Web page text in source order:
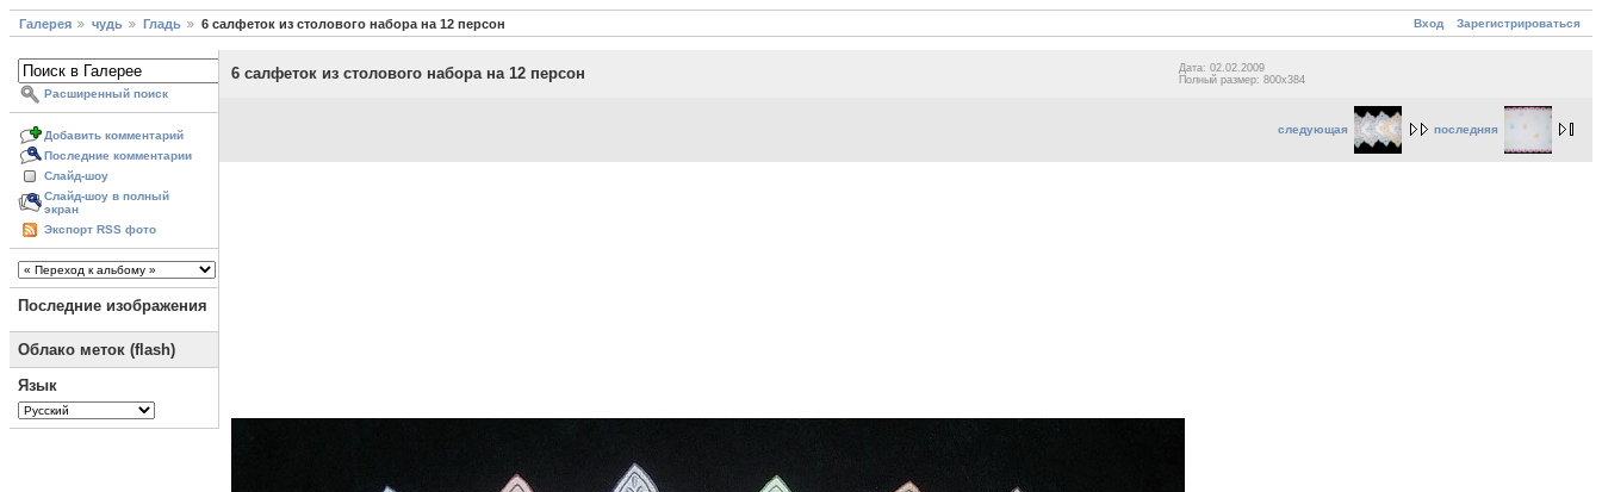
Вход Зарегистрироваться
Галерея чудь Гладь 6 салфеток из столового набора на 12 персон
Расширенный поиск
Добавить комментарий
Последние комментарии
Слайд-шоу
Слайд-шоу в полный
экран
Экспорт RSS фото
Последние изображения
Облако меток (flash)
Язык
6 салфеток из столового набора на 12 персон
Дата: 02.02.2009
Полный размер: 800x384
следующая последняя